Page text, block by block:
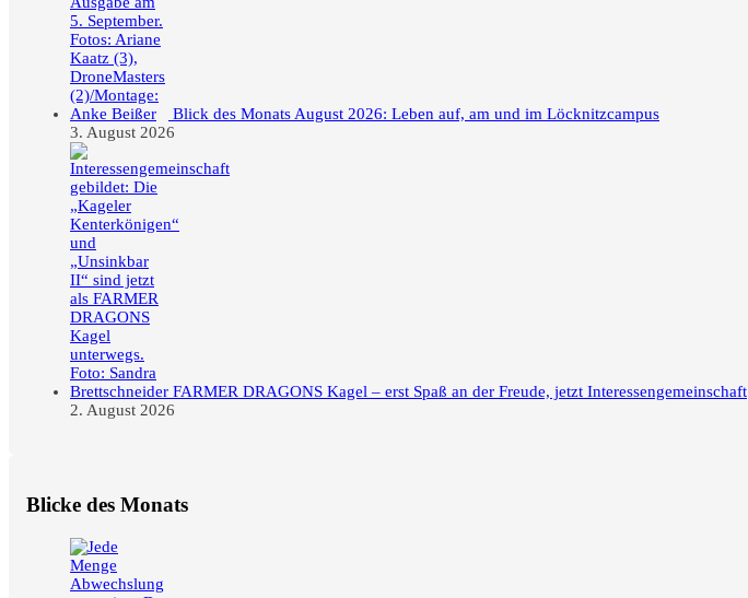
Blick des Monats August 2026: Leben auf, am und im Löcknitzcampus
3. August 2026
FARMER DRAGONS Kagel – erst Spaß an der Freude, jetzt Interessengemeinschaft
2. August 2026
Blicke des Monats